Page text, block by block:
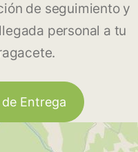
de seguimiento y
personal a tu
Entrega